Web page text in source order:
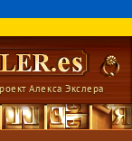
Алекса Экслера